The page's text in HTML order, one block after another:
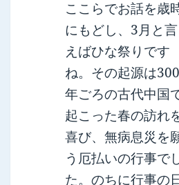
ここらでお話を歳
にもどし、3月と言
えばひな祭りです
ね。その起源は300
年ごろの古代中国
起こった春の訪れ
喜び、無病息災を
う厄払いの行事で
た。のちに行事の